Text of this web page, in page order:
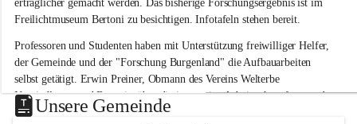
e
erträglicher gemacht werden. Das bisherige Forschungsergebnis ist im
Freilichtmuseum Bertoni zu besichtigen. Infotafeln stehen bereit.
Professoren und Studenten haben mit Unterstützung freiwilliger Helfer,
der Gemeinde und der "Forschung Burgenland" die Aufbauarbeiten
selbst getätigt. Erwin Preiner, Obmann des Vereins Welterbe
Neusiedlersee und Bgm. ist über die innovative Arbeit sehr erfreut und
hofft auf baldige praktische Anwendung der Forschungsergebnisse.
Unsere Gemeinde